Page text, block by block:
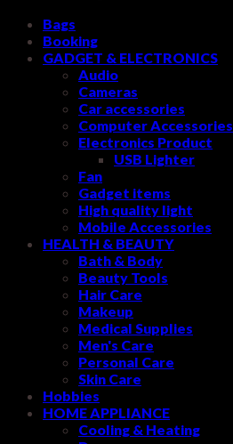
Bags
Booking
GADGET & ELECTRONICS
Audio
Cameras
Car accessories
Computer Accessories
Electronics Product
USB Lighter
Fan
Gadget items
High quality light
Mobile Accessories
HEALTH & BEAUTY
Bath & Body
Beauty Tools
Hair Care
Makeup
Medical Supplies
Men's Care
Personal Care
Skin Care
Hobbies
HOME APPLIANCE
Cooling & Heating